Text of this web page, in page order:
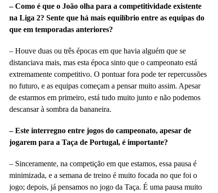
– Como é que o João olha para a competitividade existente
na Liga 2? Sente que há mais equilíbrio entre as equipas do
que em temporadas anteriores?
– Houve duas ou três épocas em que havia alguém que se
distanciava mais, mas esta época sinto que o campeonato está
extremamente competitivo. O pontuar fora pode ter repercussões
no futuro, e as equipas começam a pensar muito assim. Apesar
de estarmos em primeiro, está tudo muito junto e não podemos
descansar à sombra da bananeira.
– Este interregno entre jogos do campeonato, apesar de
jogarem para a Taça de Portugal, é importante?
– Sinceramente, na competição em que estamos, essa pausa é
minimizada, e a semana de treino é muito focada no que foi o
jogo; depois, já pensamos no jogo da Taça. É uma pausa muito